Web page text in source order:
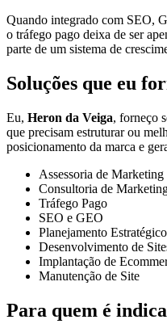
Quando integrado com SEO,
o tráfego pago deixa de ser
parte de um sistema de
Soluções que eu
Eu, Heron da Veiga, forneço
que precisam estruturar ou
posicionamento da marca e
Assessoria de Marketing
Consultoria de
Tráfego Pago
SEO e GEO
Planejamento Estratégico
Desenvolvimento de
Implantação de
Manutenção de Site
Para quem é